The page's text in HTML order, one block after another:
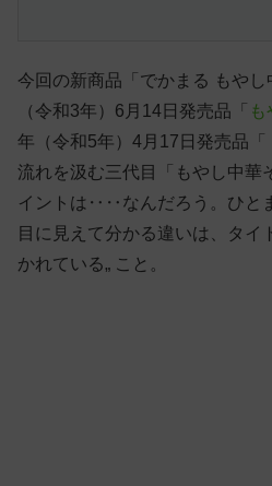
今回の新商品「でかまる もや
（令和3年）6月14日発売品「
年（令和5年）4月17日発売品「
流れを汲む三代目「もやし中華
イントは‥‥なんだろう。ひと
目に見えて分かる違いは、タイ
かれている„ こと。